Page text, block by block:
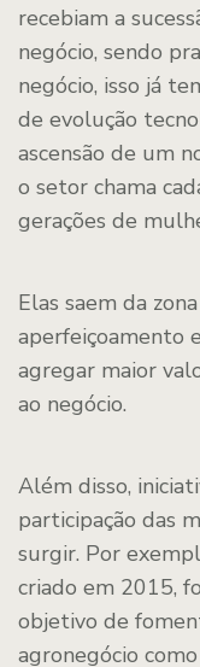
recebiam a
negócio, sendo
negócio, isso já
de evolução
ascensão de um
o setor chama
gerações de
Elas saem da
aperfeiçoamento
agregar maior
ao negócio.
Além disso,
participação das
surgir. Por
criado em 2015,
objetivo de
agronegócio